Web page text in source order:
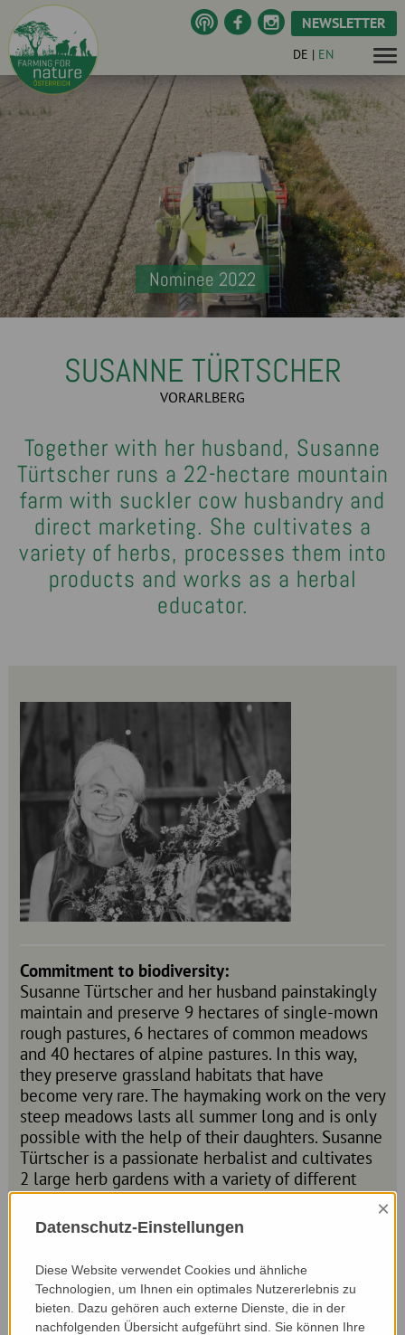
NEWSLETTER
DE | EN
Nominee 2022
SUSANNE TÜRTSCHER
VORARLBERG
Together with her husband, Susanne
Türtscher runs a 22-hectare mountain
farm with suckler cow husbandry and
direct marketing. She cultivates a
variety of herbs, processes them into
products and works as a herbal
educator.
Commitment to biodiversity:
Susanne Türtscher and her husband painstakingly
maintain and preserve 9 hectares of single-mown
rough pastures, 6 hectares of common meadows
and 40 hectares of alpine pastures. In this way,
they preserve grassland habitats that have
become very rare. The haymaking work on the very
steep meadows lasts all summer long and is only
possible with the help of their daughters. Susanne
Türtscher is a passionate herbalist and cultivates
2 large herb gardens with a variety of different
herbs that provide food for flowering visitors. She
allows some of the herbs and shrubs to form
seeds and the seeds and fruits are gladly accepted
by many birds as winter food.
Nominated by:
Hemma Burger-Scheidlin, Umweltdachverband
Datenschutz-Einstellungen
×
Diese Website verwendet Cookies und ähnliche
Technologien, um Ihnen ein optimales Nutzererlebnis zu
bieten. Dazu gehören auch externe Dienste, die in der
nachfolgenden Übersicht aufgeführt sind. Sie können Ihre